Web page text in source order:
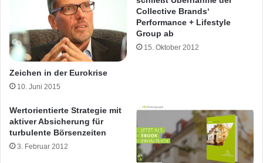
Zeichen in der Eurokrise
10. Juni 2015
Collective Brands‘
Performance + Lifestyle
Group ab
15. Oktober 2012
Wertorientierte Strategie mit
aktiver Absicherung für
turbulente Börsenzeiten
3. Februar 2012